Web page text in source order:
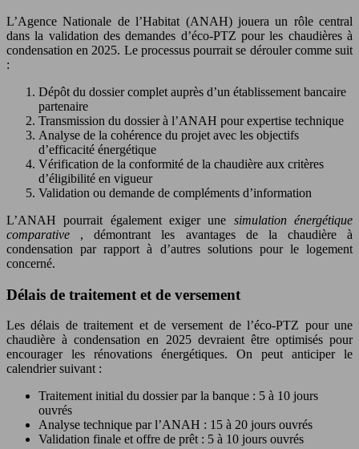
L’Agence Nationale de l’Habitat (ANAH) jouera un rôle central
dans la validation des demandes d’éco-PTZ pour les chaudières à
condensation en 2025. Le processus pourrait se dérouler comme suit
:
Dépôt du dossier complet auprès d’un établissement bancaire
partenaire
Transmission du dossier à l’ANAH pour expertise technique
Analyse de la cohérence du projet avec les objectifs
d’efficacité énergétique
Vérification de la conformité de la chaudière aux critères
d’éligibilité en vigueur
Validation ou demande de compléments d’information
L’ANAH pourrait également exiger une simulation énergétique
comparative , démontrant les avantages de la chaudière à
condensation par rapport à d’autres solutions pour le logement
concerné.
Délais de traitement et de versement
Les délais de traitement et de versement de l’éco-PTZ pour une
chaudière à condensation en 2025 devraient être optimisés pour
encourager les rénovations énergétiques. On peut anticiper le
calendrier suivant :
Traitement initial du dossier par la banque : 5 à 10 jours
ouvrés
Analyse technique par l’ANAH : 15 à 20 jours ouvrés
Validation finale et offre de prêt : 5 à 10 jours ouvrés